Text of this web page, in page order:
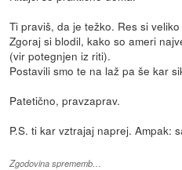
Ti praviš, da je težko. Res si
Zgoraj si blodil, kako so ameri
(vir potegnjen iz riti).
Postavili smo te na laž pa še kar
Patetično, pravzaprav.
P.S. ti kar vztrajaj naprej. Ampak:
Zgodovina sprememb…